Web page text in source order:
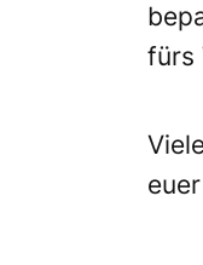
fürs
euer